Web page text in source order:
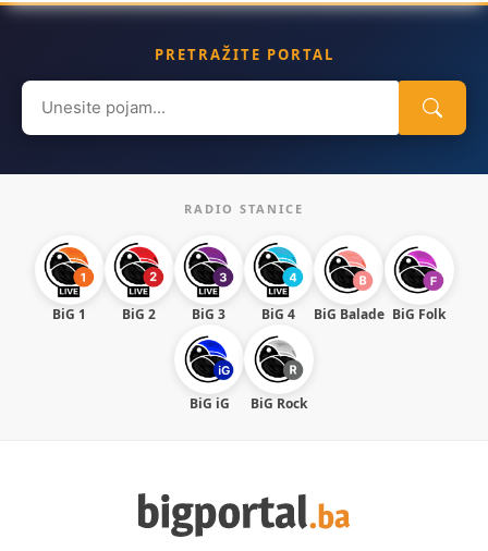
PRETRAŽITE PORTAL
Search
for:
RADIO STANICE
BiG 1 BiG 2 BiG 3 BiG 4 BiG Balade BiG Folk
BiG iG BiG Rock